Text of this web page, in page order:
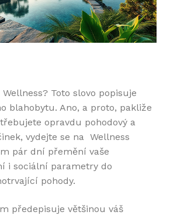
Toto slovo popisuje
blahobytu. Ano, a proto, pakliže
opravdu pohodový a
vydejte se na Wellness
pár dní přemění vaše
i sociální parametry do
pohody.
předepisuje většinou váš